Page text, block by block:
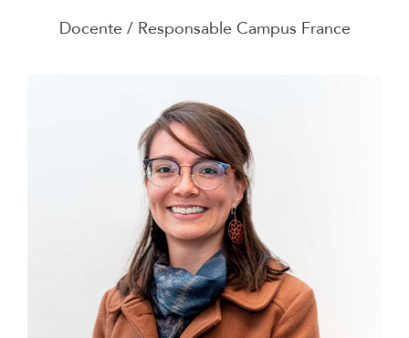
Docente / Responsable Campus France